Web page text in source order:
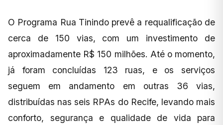
O Programa Rua Tinindo prevê a requalificação de
cerca de 150 vias, com um investimento de
aproximadamente R$ 150 milhões. Até o momento,
já foram concluídas 123 ruas, e os serviços
seguem em andamento em outras 36 vias,
distribuídas nas seis RPAs do Recife, levando mais
conforto, segurança e qualidade de vida para